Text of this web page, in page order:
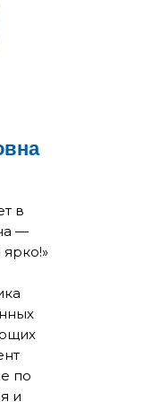
в
—
по
и